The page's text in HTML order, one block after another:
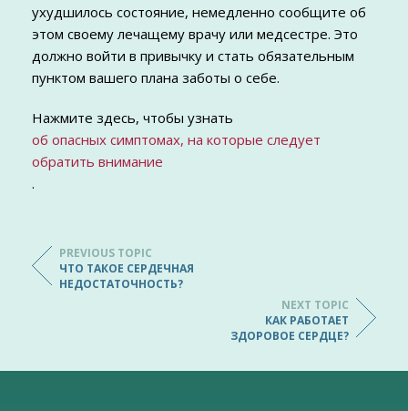
ухудшилось состояние, немедленно сообщите об
этом своему лечащему врачу или медсестре. Это
должно войти в привычку и стать обязательным
пунктом вашего плана заботы о себе.
Нажмите здесь, чтобы узнать
об опасных симптомах, на которые следует
обратить внимание
.
PREVIOUS TOPIC
ЧТО ТАКОЕ СЕРДЕЧНАЯ
НЕДОСТАТОЧНОСТЬ?
NEXT TOPIC
КАК РАБОТАЕТ
ЗДОРОВОЕ СЕРДЦЕ?